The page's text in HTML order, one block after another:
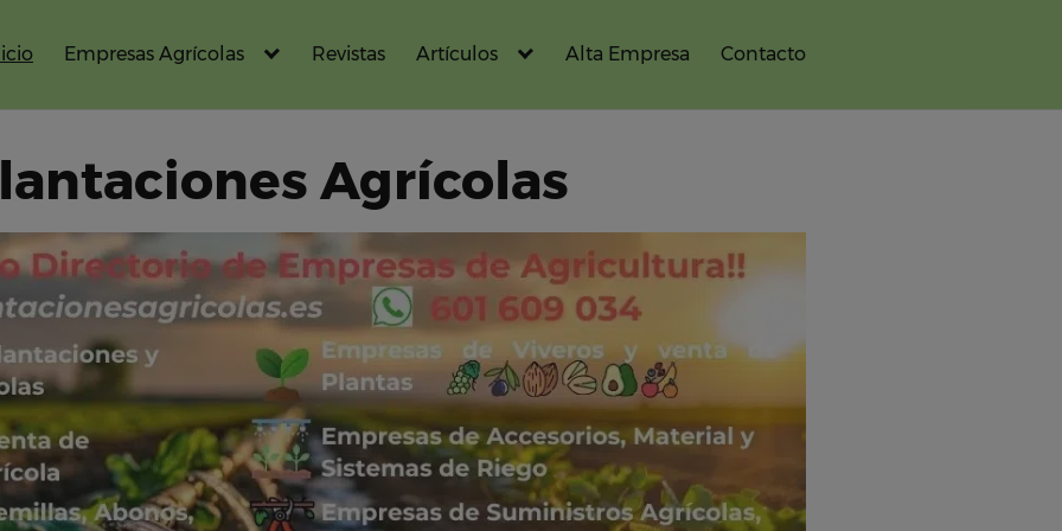
Empresas Agrícolas Revistas Artículos Alta Empresa Contacto
Agrícolas